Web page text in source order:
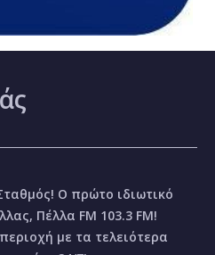
Ο πρώτο ιδιωτικό
Πέλλα FM 103.3 FM!
με τα τελειότερα